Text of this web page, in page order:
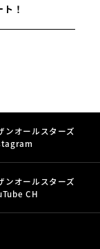
！
ンオールスターズ
ンオールスターズ
CH